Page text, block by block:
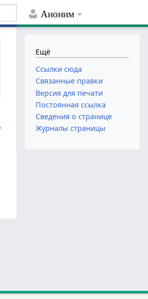
Аноним
Ещё
Ссылки сюда
Связанные правки
Версия для печати
Постоянная ссылка
Сведения о странице
Журналы страницы